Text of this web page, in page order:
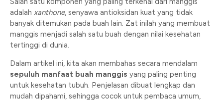
adalah xanthone, senyawa antioksidan kuat yang tidak
banyak ditemukan pada buah lain. Zat inilah yang membuat
manggis menjadi salah satu buah dengan nilai kesehatan
tertinggi di dunia.
Dalam artikel ini, kita akan membahas secara mendalam
sepuluh manfaat buah manggis yang paling penting
untuk kesehatan tubuh. Penjelasan dibuat lengkap dan
mudah dipahami, sehingga cocok untuk pembaca umum,